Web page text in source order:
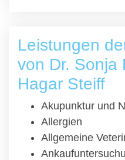
Leistungen
von Dr. Sonja
Hagar Steiff
Akupunktur und
Allergien
Allgemeine